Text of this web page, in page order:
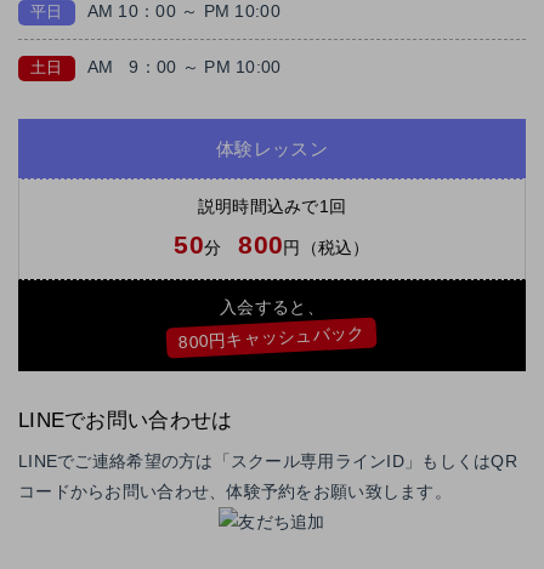
平日 AM 10：00 ～ PM 10:00
土日 AM 9：00 ～ PM 10:00
体験レッスン
説明時間込みで1回
50分800円（税込）
入会すると、
800円キャッシュバック
LINEでお問い合わせは
LINEでご連絡希望の方は「スクール専用ラインID」もしくはQR
コードからお問い合わせ、体験予約をお願い致します。